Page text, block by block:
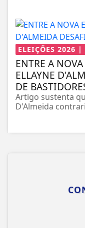
ELEIÇÕES 2026
ENTRE A
ELLAYNE
DE
Artigo sustenta
D'Almeida